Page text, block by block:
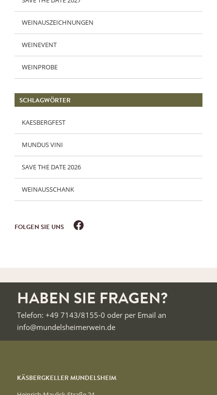
WEINAUSZEICHNUNGEN
WEINEVENT
WEINPROBE
SCHLAGWÖRTER
KAESBERGFEST
MUNDUS VINI
SAVE THE DATE 2026
WEINAUSSCHANK
FOLGEN SIE UNS
HABEN SIE FRAGEN?
Telefon: +49 7143/8155-0 oder per Email an
info@mundelsheimerwein.de
KÄSBERGKELLER MUNDELSHEIM